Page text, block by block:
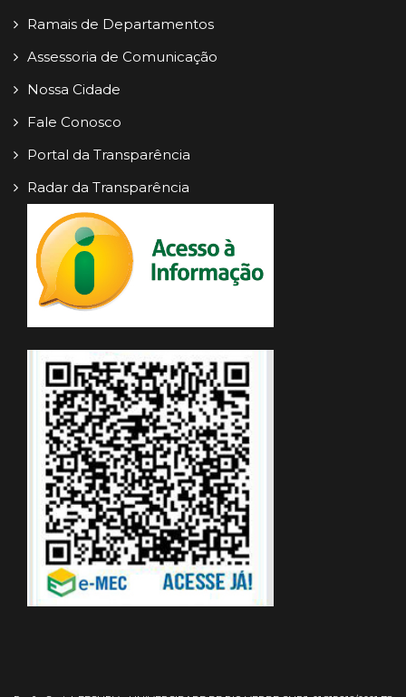
Ramais de Departamentos
Assessoria de Comunicação
Nossa Cidade
Fale Conosco
Portal da Transparência
Radar da Transparência